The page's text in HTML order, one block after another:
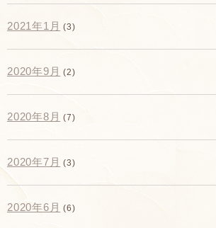
2021年1月 (3)
2020年9月 (2)
2020年8月 (7)
2020年7月 (3)
2020年6月 (6)